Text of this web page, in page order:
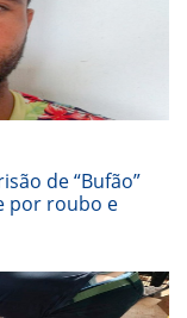
de “Bufão”
por roubo e